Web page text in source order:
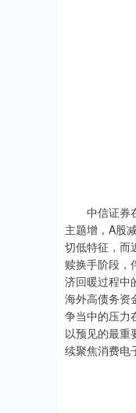
中信证券在
主题增，A股
切低特征，而
赎换手阶段，
济回暖过程中
海外高债务资
争当中的压力
以预见的最重
续聚焦消费电